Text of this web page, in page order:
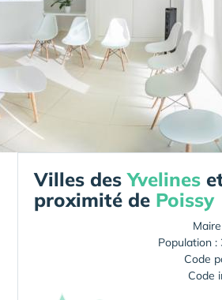
Villes desYvelines
proximité de Poissy
Population :
Code
Code